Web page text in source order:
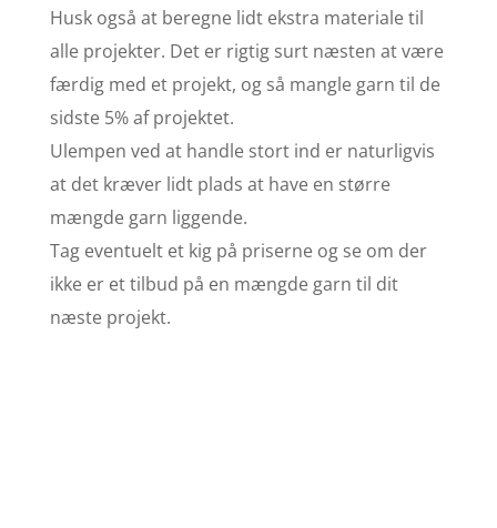
Husk også at beregne lidt ekstra materiale til
alle projekter. Det er rigtig surt næsten at være
færdig med et projekt, og så mangle garn til de
sidste 5% af projektet.
Ulempen ved at handle stort ind er naturligvis
at det kræver lidt plads at have en større
mængde garn liggende.
Tag eventuelt et kig på priserne og se om der
ikke er et tilbud på en mængde garn til dit
næste projekt.